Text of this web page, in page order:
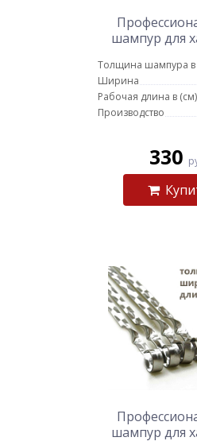
шампур для
Толщина шампура
Ширина
Рабочая длина в (см)
Производство
330
шампур для